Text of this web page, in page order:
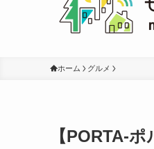
ホーム グルメ
【PORTA-